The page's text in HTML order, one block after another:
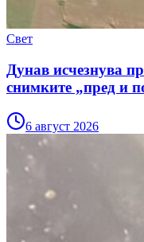
Свет
Дунав исчезнува
снимките „пред и
6 август 2026